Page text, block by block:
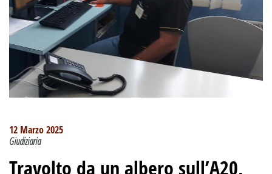
12 Marzo 2025
Giudiziaria
Travolto da un albero sull’A20,